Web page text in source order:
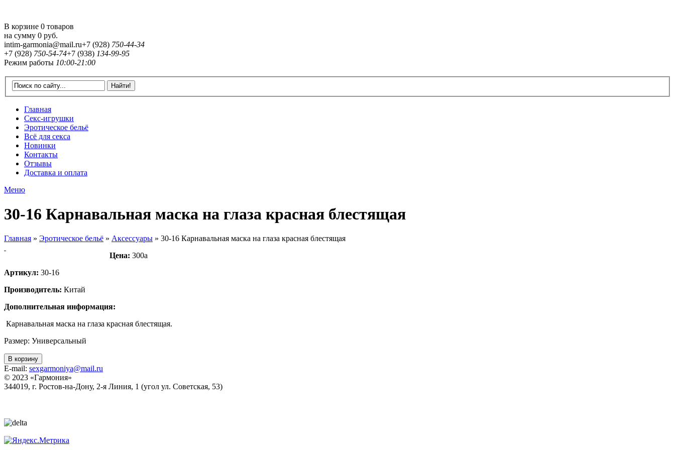
В корзине 0 товаров
на сумму 0 руб.
intim-garmonia@mail.ru+7 (928) 750-44-34
+7 (928) 750-54-74+7 (938) 134-99-95
Режим работы 10:00-21:00
Главная
Секс-игрушки
Эротическое бельё
Всё для секса
Новинки
Контакты
Отзывы
Доставка и оплата
Меню
30-16 Карнавальная маска на глаза красная блестящая
Главная » Эротическое бельё » Аксессуары » 30-16 Карнавальная маска на глаза красная блестящая
Цена: 300a
Артикул: 30-16
Производитель: Китай
Дополнительная информация:
Карнавальная маска на глаза красная блестящая.
Размер: Универсальный
В корзину
E-mail: sexgarmoniya@mail.ru
© 2023 «Гармония»
344019, г. Ростов-на-Дону, 2-я Линия, 1 (угол ул. Советская, 53)